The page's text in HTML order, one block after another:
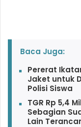
Baca Juga:
Pererat
Jaket untuk
Polisi Siswa
TGR Rp 5,4
Sebagian
Lain